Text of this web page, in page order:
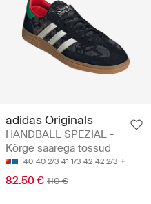
adidas Originals
HANDBALL SPEZIAL -
Kõrge säärega tossud
40 40 2/3 41 1/3 42 42 2/3
82.50 € 110 €